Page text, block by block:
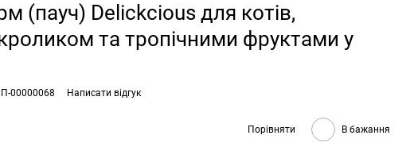
(пауч) Delickcious для котів,
кроликом та тропічними фруктами у
00000068 Написати відгук
Порівняти В бажання